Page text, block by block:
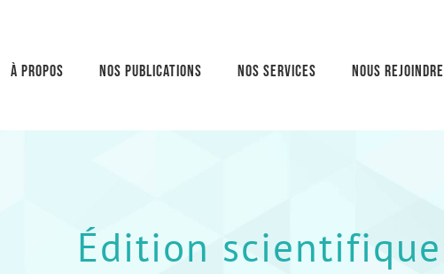
À propos Nos publications Nos services Nous rejoindre
Édition scientifique